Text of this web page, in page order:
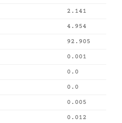
2.141
4.954
92.905
0.001
0.0
0.0
0.005
0.012